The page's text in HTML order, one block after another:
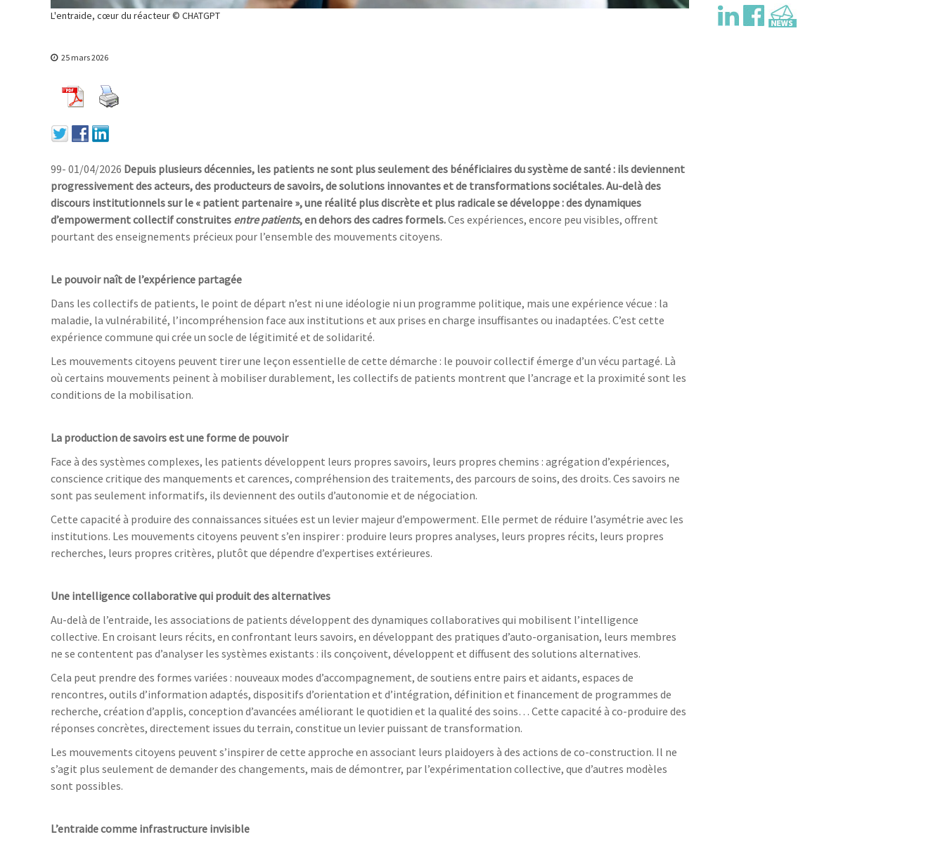
L'entraide, cœur du réacteur © CHATGPT
25 mars 2026
99- 01/04/2026 Depuis plusieurs décennies, les patients ne sont plus seulement des bénéficiaires du système de santé : ils deviennent
progressivement des acteurs, des producteurs de savoirs, de solutions innovantes et de transformations sociétales. Au-delà des
discours institutionnels sur le « patient partenaire », une réalité plus discrète et plus radicale se développe : des dynamiques
d’empowerment collectif construites entre patients, en dehors des cadres formels.Ces expériences, encore peu visibles, offrent
pourtant des enseignements précieux pour l’ensemble des mouvements citoyens.
Le pouvoir naît de l’expérience partagée
Dans les collectifs de patients, le point de départ n’est ni une idéologie ni un programme politique, mais une expérience vécue : la
maladie, la vulnérabilité, l’incompréhension face aux institutions et aux prises en charge insuffisantes ou inadaptées. C’est cette
expérience commune qui crée un socle de légitimité et de solidarité.
Les mouvements citoyens peuvent tirer une leçon essentielle de cette démarche : le pouvoir collectif émerge d’un vécu partagé. Là
où certains mouvements peinent à mobiliser durablement, les collectifs de patients montrent que l’ancrage et la proximité sont les
conditions de la mobilisation.
La production de savoirs est une forme de pouvoir
Face à des systèmes complexes, les patients développent leurs propres savoirs, leurs propres chemins : agrégation d’expériences,
conscience critique des manquements et carences, compréhension des traitements, des parcours de soins, des droits. Ces savoirs ne
sont pas seulement informatifs, ils deviennent des outils d’autonomie et de négociation.
Cette capacité à produire des connaissances situées est un levier majeur d’empowerment. Elle permet de réduire l’asymétrie avec les
institutions. Les mouvements citoyens peuvent s’en inspirer : produire leurs propres analyses, leurs propres récits, leurs propres
recherches, leurs propres critères, plutôt que dépendre d’expertises extérieures.
Une intelligence collaborative qui produit des alternatives
Au-delà de l’entraide, les associations de patients développent des dynamiques collaboratives qui mobilisent l’intelligence
collective. En croisant leurs récits, en confrontant leurs savoirs, en développant des pratiques d’auto-organisation, leurs membres
ne se contentent pas d’analyser les systèmes existants : ils conçoivent, développent et diffusent des solutions alternatives.
Cela peut prendre des formes variées : nouveaux modes d’accompagnement, de soutiens entre pairs et aidants, espaces de
rencontres, outils d’information adaptés, dispositifs d’orientation et d’intégration, définition et financement de programmes de
recherche, création d’applis, conception d’avancées améliorant le quotidien et la qualité des soins… Cette capacité à co-produire des
réponses concrètes, directement issues du terrain, constitue un levier puissant de transformation.
Les mouvements citoyens peuvent s’inspirer de cette approche en associant leurs plaidoyers à des actions de co-construction. Il ne
s’agit plus seulement de demander des changements, mais de démontrer, par l’expérimentation collective, que d’autres modèles
sont possibles.
L’entraide comme infrastructure invisible
é
o